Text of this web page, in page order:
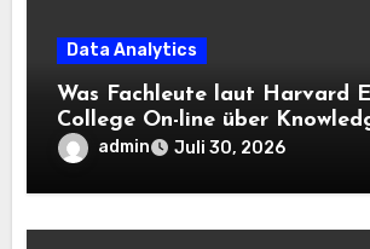
Data Analytics
Was Fachleute laut Harvard
College On-line über
und KI wissen sollten
admin Juli 30, 2026